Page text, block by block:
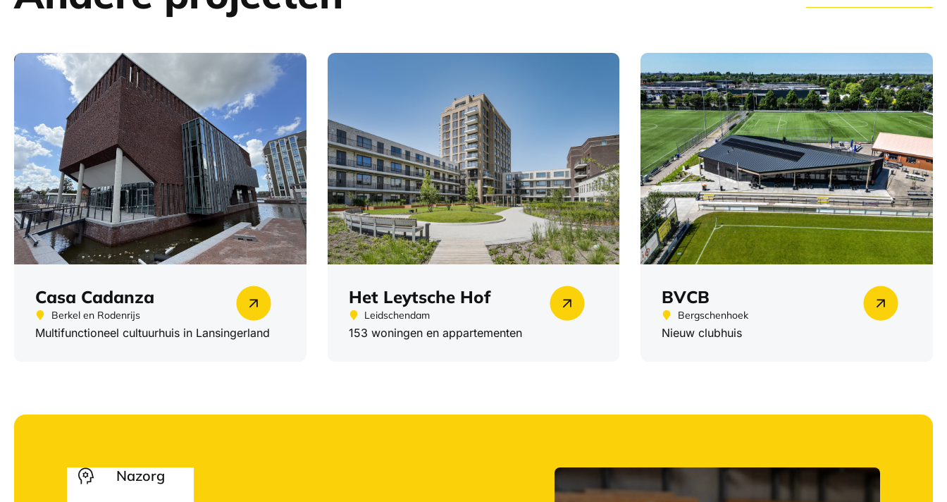
Casa Cadanza
Berkel en Rodenrijs
Multifunctioneel cultuurhuis in Lansingerland
Het Leytsche Hof
Leidschendam
153 woningen en appartementen
BVCB
Bergschenhoek
Nieuw clubhuis
Nazorg